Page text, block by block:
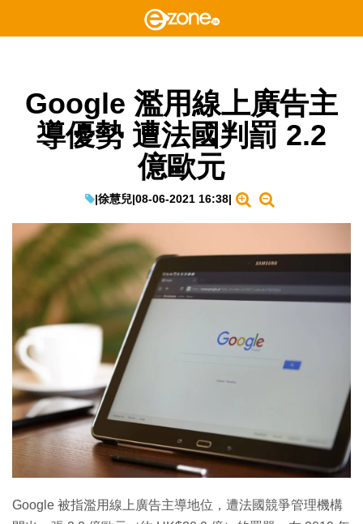
Google 濫用線上廣告主
導優勢 遭法國判罰 2.2
億歐元
|徐慧兒|08-06-2021 16:38|
Google 被指濫用線上廣告主導地位，遭法國競爭管理機構